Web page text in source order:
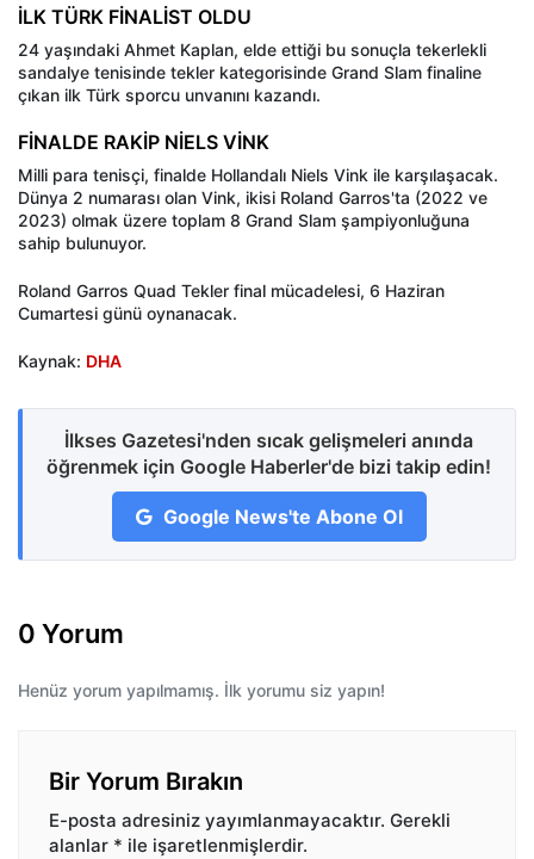
İLK TÜRK FİNALİST OLDU
24 yaşındaki Ahmet Kaplan, elde ettiği bu sonuçla tekerlekli
sandalye tenisinde tekler kategorisinde Grand Slam finaline
çıkan ilk Türk sporcu unvanını kazandı.
FİNALDE RAKİP NİELS VİNK
Milli para tenisçi, finalde Hollandalı Niels Vink ile karşılaşacak.
Dünya 2 numarası olan Vink, ikisi Roland Garros'ta (2022 ve
2023) olmak üzere toplam 8 Grand Slam şampiyonluğuna
sahip bulunuyor.
Roland Garros Quad Tekler final mücadelesi, 6 Haziran
Cumartesi günü oynanacak.
Kaynak: DHA
İlkses Gazetesi'nden sıcak gelişmeleri anında
öğrenmek için Google Haberler'de bizi takip edin!
Google News'te Abone Ol
0 Yorum
Henüz yorum yapılmamış. İlk yorumu siz yapın!
Bir Yorum Bırakın
E-posta adresiniz yayımlanmayacaktır. Gerekli
alanlar * ile işaretlenmişlerdir.